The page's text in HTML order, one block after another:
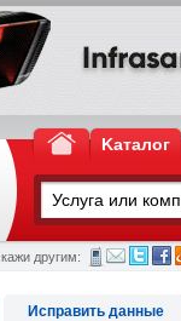
Kаталог
другим:
Исправить данные